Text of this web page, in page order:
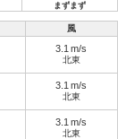
まずまず
風
3.1 m/s
北東
3.1 m/s
北東
3.1 m/s
北東